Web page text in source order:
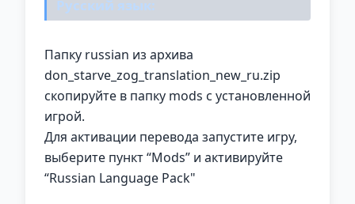
Русский язык:
Папку russian из архива
don_starve_zog_translation_new_ru.zip
скопируйте в папку mods с установленной
игрой.
Для активации перевода запустите игру,
выберите пункт “Mods” и активируйте
“Russian Language Pack"